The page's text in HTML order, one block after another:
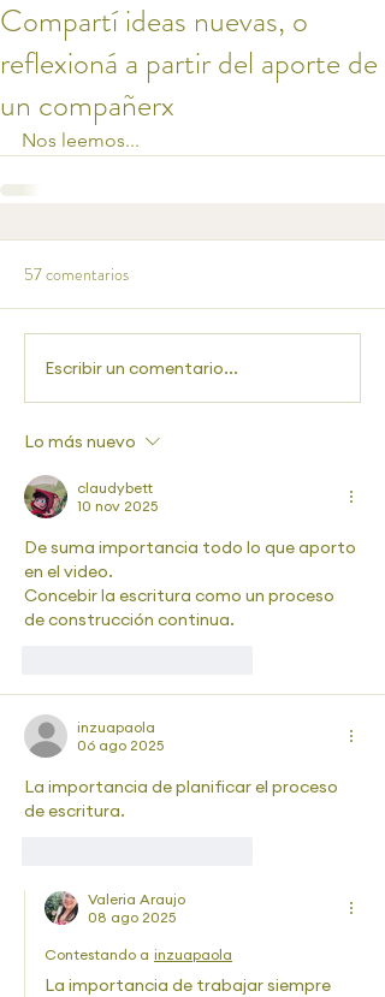
Compartí ideas nuevas, o
reflexioná a partir del aporte de
un compañerx
Nos leemos...
57 comentarios
Escribir un comentario...
Lo más nuevo
claudybett
10 nov 2025
De suma importancia todo lo que aporto
en el video.
Concebir la escritura como un proceso
de construcción continua.
inzuapaola
06 ago 2025
La importancia de planificar el proceso
de escritura.
Valeria Araujo
08 ago 2025
Contestando a inzuapaola
La importancia de trabajar siempre